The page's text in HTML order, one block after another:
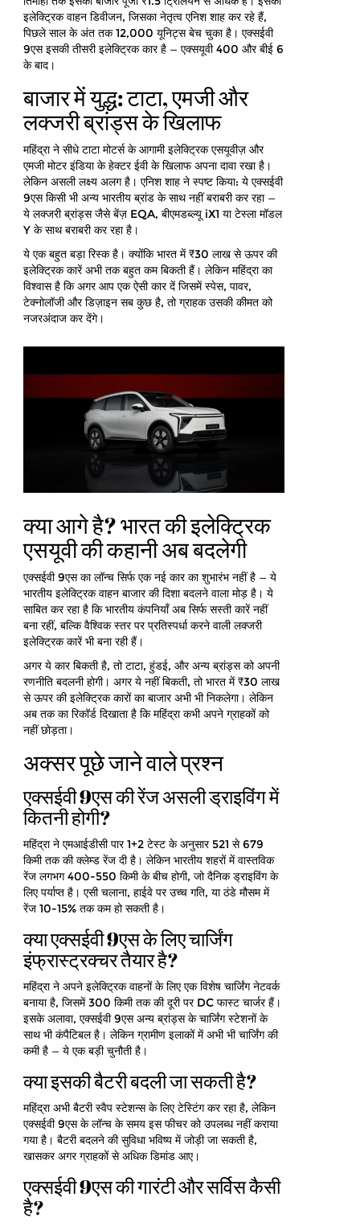
इलेक्ट्रिक वाहन डिवीजन, जिसका नेतृत्व एनिश शाह कर रहे हैं,
पिछले साल के अंत तक 12,000 यूनिट्स बेच चुका है। एक्सईवी
9एस इसकी तीसरी इलेक्ट्रिक कार है — एक्सयूवी 400 और बीई 6
के बाद।
बाजार में युद्ध: टाटा, एमजी और
लक्जरी ब्रांड्स के खिलाफ
महिंद्रा ने सीधे टाटा मोटर्स के आगामी इलेक्ट्रिक एसयूवीज़ और
एमजी मोटर इंडिया के हेक्टर ईवी के खिलाफ अपना दावा रखा है।
लेकिन असली लक्ष्य अलग है। एनिश शाह ने स्पष्ट किया: ये एक्सईवी
9एस किसी भी अन्य भारतीय ब्रांड के साथ नहीं बराबरी कर रहा —
ये लक्जरी ब्रांड्स जैसे बेंज़ EQA, बीएमडब्ल्यू iX1 या टेस्ला मॉडल
Y के साथ बराबरी कर रहा है।
ये एक बहुत बड़ा रिस्क है। क्योंकि भारत में ₹30 लाख से ऊपर की
इलेक्ट्रिक कारें अभी तक बहुत कम बिकती हैं। लेकिन महिंद्रा का
विश्वास है कि अगर आप एक ऐसी कार दें जिसमें स्पेस, पावर,
टेक्नोलॉजी और डिज़ाइन सब कुछ है, तो ग्राहक उसकी कीमत को
नजरअंदाज कर देंगे।
क्या आगे है? भारत की इलेक्ट्रिक
एसयूवी की कहानी अब बदलेगी
एक्सईवी 9एस का लॉन्च सिर्फ एक नई कार का शुभारंभ नहीं है — ये
भारतीय इलेक्ट्रिक वाहन बाजार की दिशा बदलने वाला मोड़ है। ये
साबित कर रहा है कि भारतीय कंपनियाँ अब सिर्फ सस्ती कारें नहीं
बना रहीं, बल्कि वैश्विक स्तर पर प्रतिस्पर्धा करने वाली लक्जरी
इलेक्ट्रिक कारें भी बना रही हैं।
अगर ये कार बिकती है, तो टाटा, हुंडई, और अन्य ब्रांड्स को अपनी
रणनीति बदलनी होगी। अगर ये नहीं बिकती, तो भारत में ₹30 लाख
से ऊपर की इलेक्ट्रिक कारों का बाजार अभी भी निकलेगा। लेकिन
अब तक का रिकॉर्ड दिखाता है कि महिंद्रा कभी अपने ग्राहकों को
नहीं छोड़ता।
अक्सर पूछे जाने वाले प्रश्न
एक्सईवी 9एस की रेंज असली ड्राइविंग में
कितनी होगी?
महिंद्रा ने एमआईडीसी पार 1+2 टेस्ट के अनुसार 521 से 679
किमी तक की क्लेम्ड रेंज दी है। लेकिन भारतीय शहरों में वास्तविक
रेंज लगभग 400-550 किमी के बीच होगी, जो दैनिक ड्राइविंग के
लिए पर्याप्त है। एसी चलाना, हाईवे पर उच्च गति, या ठंडे मौसम में
रेंज 10-15% तक कम हो सकती है।
क्या एक्सईवी 9एस के लिए चार्जिंग
इंफ्रास्ट्रक्चर तैयार है?
महिंद्रा ने अपने इलेक्ट्रिक वाहनों के लिए एक विशेष चार्जिंग नेटवर्क
बनाया है, जिसमें 300 किमी तक की दूरी पर DC फास्ट चार्जर हैं।
इसके अलावा, एक्सईवी 9एस अन्य ब्रांड्स के चार्जिंग स्टेशनों के
साथ भी कंपैटिबल है। लेकिन ग्रामीण इलाकों में अभी भी चार्जिंग की
कमी है — ये एक बड़ी चुनौती है।
क्या इसकी बैटरी बदली जा सकती है?
महिंद्रा अभी बैटरी स्वैप स्टेशन्स के लिए टेस्टिंग कर रहा है, लेकिन
एक्सईवी 9एस के लॉन्च के समय इस फीचर को उपलब्ध नहीं कराया
गया है। बैटरी बदलने की सुविधा भविष्य में जोड़ी जा सकती है,
खासकर अगर ग्राहकों से अधिक डिमांड आए।
एक्सईवी 9एस की गारंटी और सर्विस कैसी
है?